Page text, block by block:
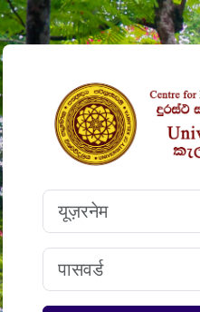
छोड़ कर मुख्य सामग्री पर जाएं
यूज़रनेम
पासवर्ड